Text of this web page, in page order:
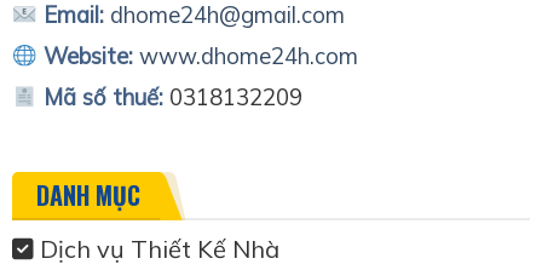
Email: dhome24h@gmail.com
Website: www.dhome24h.com
Mã số thuế: 0318132209
DANH MỤC
Dịch vụ Thiết Kế Nhà